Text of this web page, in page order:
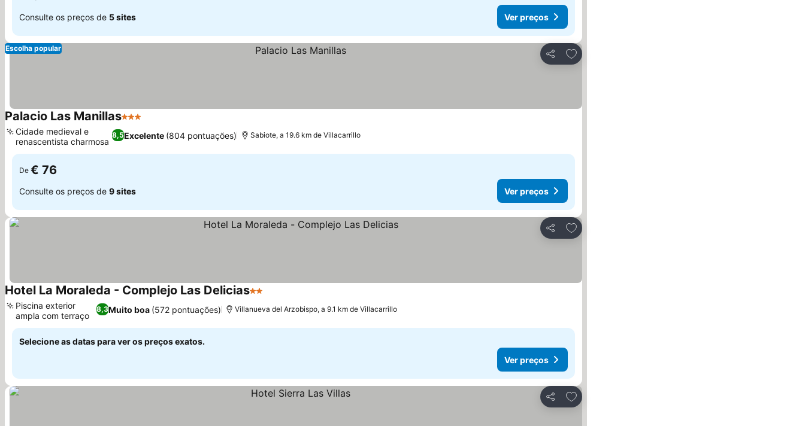
Consulte os preços de 5 sites Ver preços
Partilhar
Adicionar aos favoritos
Escolha popular
Palacio Las Manillas3 Estrelas
8,5Excelente (804 pontuações)
Cidade medieval e
renascentista charmosa
Sabiote, a 19.6 km de Villacarrillo
De € 76
Consulte os preços de 9 sites Ver preços
Partilhar
Adicionar aos favoritos
Hotel La Moraleda - Complejo Las Delicias2 Estrelas
8,3Muito boa (572 pontuações)
Piscina exterior
ampla com terraço
Villanueva del Arzobispo, a 9.1 km de Villacarrillo
Selecione as datas para ver os preços exatos.
Ver preços
Partilhar
Adicionar aos favoritos